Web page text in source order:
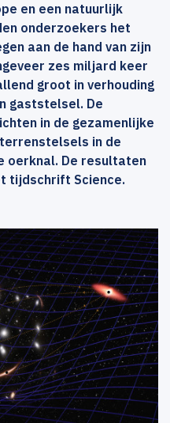
en een natuurlijk
onderzoekers het
aan de hand van zijn
zes miljard keer
groot in verhouding
gaststelsel. De
in de gezamenlijke
in de
oerknal. De resultaten
tijdschrift Science.